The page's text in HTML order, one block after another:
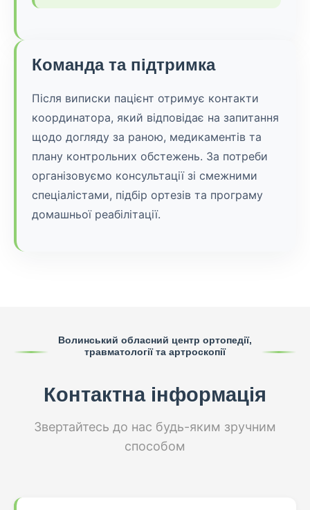
Команда та підтримка
Після виписки пацієнт отримує контакти
координатора, який відповідає на запитання
щодо догляду за раною, медикаментів та
плану контрольних обстежень. За потреби
організовуємо консультації зі смежними
спеціалістами, підбір ортезів та програму
домашньої реабілітації.
Волинський обласний центр ортопедії,
травматології та артроскопії
Контактна інформація
Звертайтесь до нас будь-яким зручним
способом